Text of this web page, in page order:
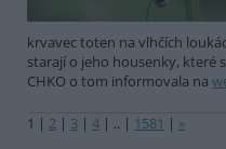
krvavec toten na vlhčích
starají o jeho housenky, které
CHKO o tom informovala na
1 | 2 | 3 | 4 | .. | 1581 | »